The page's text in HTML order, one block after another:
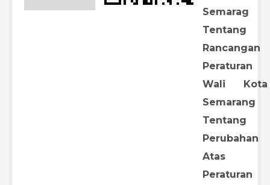
Semarag
Tentang
Rancangan
Peraturan
Wali Kota
Semarang
Tentang
Perubahan
Atas
Peraturan